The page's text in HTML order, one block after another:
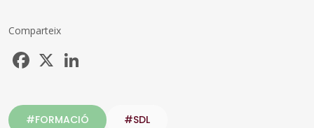
Comparteix
Facebook
#FORMACIÓ #SDL